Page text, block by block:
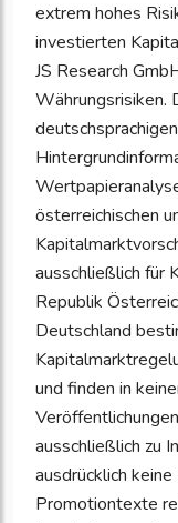
extrem hohes
investierten
JS Research
Währungsrisiken.
österreichischen
ausschließlich für
Republik
Deutschland
und finden in
ausschließlich zu
ausdrücklich
Promotiontexte